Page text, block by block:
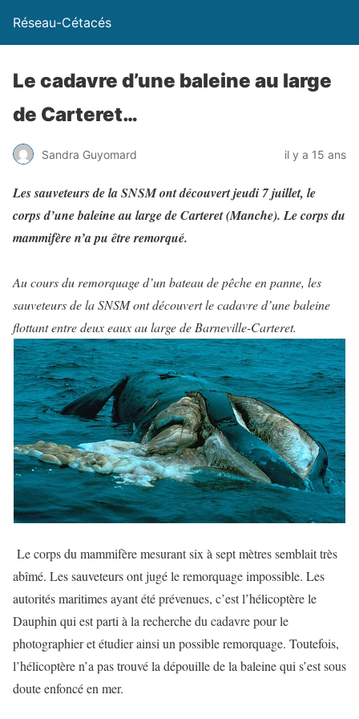
Réseau-Cétacés
Le cadavre d’une baleine au large
de Carteret…
Sandra Guyomard il y a 15 ans
Les sauveteurs de la SNSM ont découvert jeudi 7 juillet, le
corps d’une baleine au large de Carteret (Manche). Le corps du
mammifère n’a pu être remorqué.
Au cours du remorquage d’un bateau de pêche en panne, les
sauveteurs de la SNSM ont découvert le cadavre d’une baleine
flottant entre deux eaux au large de Barneville-Carteret.
Le corps du mammifère mesurant six à sept mètres semblait très
abîmé. Les sauveteurs ont jugé le remorquage impossible. Les
autorités maritimes ayant été prévenues, c’est l’hélicoptère le
Dauphin qui est parti à la recherche du cadavre pour le
photographier et étudier ainsi un possible remorquage. Toutefois,
l’hélicoptère n’a pas trouvé la dépouille de la baleine qui s’est sous
doute enfoncé en mer.